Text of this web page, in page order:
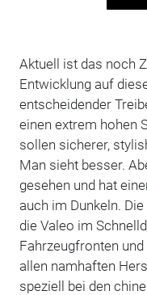
Aktuell ist das noch
Entwicklung auf
entscheidender
einen extrem hohen
sollen sicherer,
Man sieht besser.
gesehen und hat
auch im Dunkeln.
die Valeo im
Fahrzeugfronten
allen namhaften
speziell bei den